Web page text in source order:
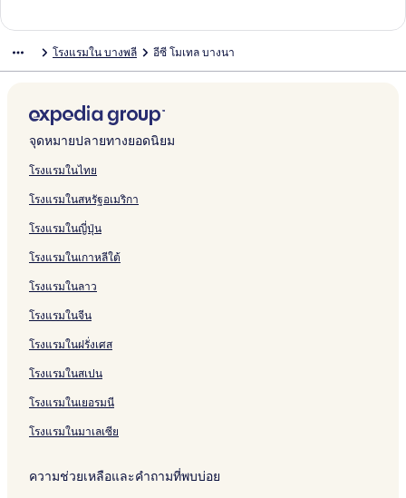
k
S
u
v
a
n
b
h
u
m
A
r
p
o
r
t
H
e
o
l
S
a
r
n
a
h
m
i
A
i
p
r
t
m
i
l
l
e
A
r
o
r
t
H
t
l
i
n
c
e
A
r
o
r
t
a
a
b
h
u
i
e
y
B
a
n
k
k
S
u
v
r
a
b
h
u
m
i
r
W
i
m
i
l
l
o
f
S
u
i
e
o
t
e
l
@
S
a
i
n
c
e
T
e
h
a
r
a
y
s
o
r
t
o
n
e
y
H
t
l
B
a
n
n
o
R
e
s
i
e
c
e
z
l
u
S
u
a
n
a
b
h
m
k
i
n
e
R
s
r
t
B
t
e
l
a
S
v
a
r
n
b
u
m
i
A
i
r
r
บ
h
a
p
t
r
o
t
e
l
u
a
r
n
a
b
h
i
รั
i
l
t
o
B
n
g
k
o
S
v
a
r
n
a
b
m
สำ
ห
A
v
a
g
r
C
a
p
s
l
H
o
t
e
l
-
v
สำ
บ
A
m
a
a
t
h
S
u
a
n
a
b
h
u
m
o
า
ห
รั
บ
F
e
s
i
a
B
n
p
h
i
G
u
e
H
ฐ
สำ
ห
รั
บ
n
o
T
h
e
o
e
s
t
R
e
s
t
ร
น
สำ
ห
รั
L
v
e
B
o
R
s
o
r
t
ต
า
น
สำ
ห
บ
e
S
r
i
a
e
e
S
u
v
a
a
โรงแรมใน บางพลี อีซี โมเทล บางนา
จุดหมายปลายทางยอดนิยม
โรงแรมในไทย
โรงแรมในสหรัฐอเมริกา
โรงแรมในญี่ปุ่น
โรงแรมในเกาหลีใต้
โรงแรมในลาว
โรงแรมในจีน
โรงแรมในฝรั่งเศส
โรงแรมในสเปน
โรงแรมในเยอรมนี
โรงแรมในมาเลเซีย
ความช่วยเหลือและคำถามที่พบบ่อย